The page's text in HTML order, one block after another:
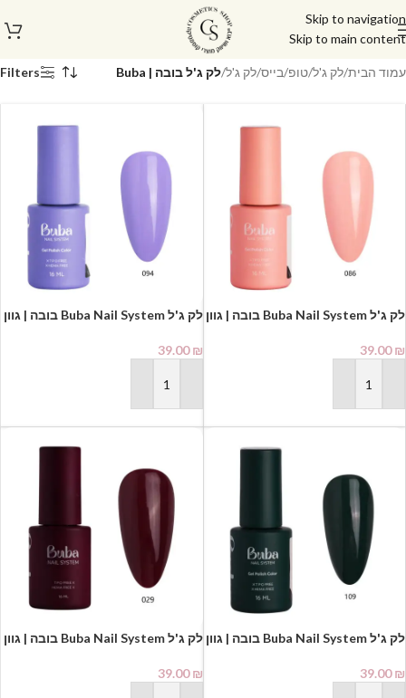
Skip to navigation
Skip to main content
עמוד הבית/לק ג'ל/טופ/בייס/לק ג'ל/לק ג'ל בובה | Buba Filters
לק ג'ל Buba Nail System בובה | גוון
39.00₪
הוספה לסל
לק ג'ל Buba Nail System בובה | גוון
39.00₪
הוספה לסל
לק ג'ל Buba Nail System בובה | גוון
39.00₪
לק ג'ל Buba Nail System בובה | גוון
39.00₪